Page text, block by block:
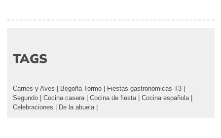
TAGS
Carnes y Aves | Begoña Tormo | Fiestas gastronómicas T3 |
Segundo | Cocina casera | Cocina de fiesta | Cocina española |
Celebraciones | De la abuela |